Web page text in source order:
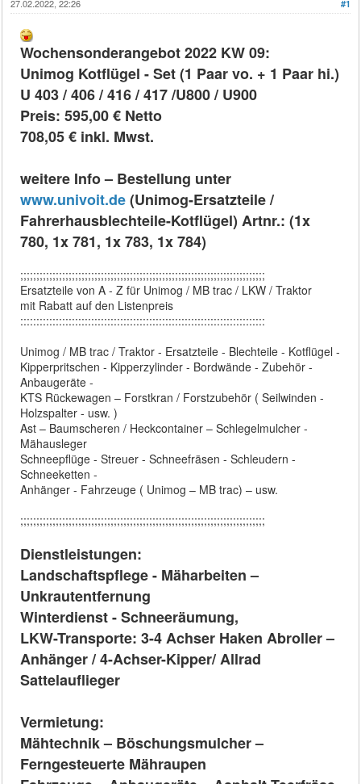
#1
27.02.2022, 22:26
Wochensonderangebot 2022 KW 09:
Unimog Kotflügel - Set (1 Paar vo. + 1 Paar hi.)
U 403 / 406 / 416 / 417 /U800 / U900
Preis: 595,00 € Netto
708,05 € inkl. Mwst.
weitere Info – Bestellung unter
www.univoit.de(Unimog-Ersatzteile /
Fahrerhausblechteile-Kotflügel) Artnr.: (1x
780, 1x 781, 1x 783, 1x 784)
;;;;;;;;;;;;;;;;;;;;;;;;;;;;;;;;;;;;;;;;;;;;;;;;;;;;;;;;;;;;;;;;;;;;;;;;;;;;
Ersatzteile von A - Z für Unimog / MB trac / LKW / Traktor
mit Rabatt auf den Listenpreis
::::::::::::::::::::::::::::::::::::::::::::::::::::::::::::::::::::::::::::
Unimog / MB trac / Traktor - Ersatzteile - Blechteile - Kotflügel -
Kipperpritschen - Kipperzylinder - Bordwände - Zubehör -
Anbaugeräte -
KTS Rückewagen – Forstkran / Forstzubehör ( Seilwinden -
Holzspalter - usw. )
Ast – Baumscheren / Heckcontainer – Schlegelmulcher -
Mähausleger
Schneepflüge - Streuer - Schneefräsen - Schleudern -
Schneeketten -
Anhänger - Fahrzeuge ( Unimog – MB trac) – usw.
;;;;;;;;;;;;;;;;;;;;;;;;;;;;;;;;;;;;;;;;;;;;;;;;;;;;;;;;;;;;;;;;;;;;;;;;;;;;
Dienstleistungen:
Landschaftspflege - Mäharbeiten –
Unkrautentfernung
Winterdienst - Schneeräumung,
LKW-Transporte: 3-4 Achser Haken Abroller –
Anhänger / 4-Achser-Kipper/ Allrad
Sattelauflieger
Vermietung:
Mähtechnik – Böschungsmulcher –
Ferngesteuerte Mähraupen